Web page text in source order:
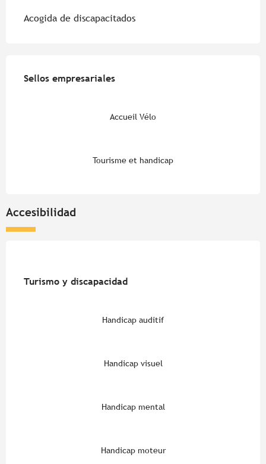
Acogida de discapacitados
Sellos empresariales
Sellos empresariales
Accueil Vélo
Tourisme et handicap
Accesibilidad
Turismo y discapacidad
Turismo y discapacidad
Handicap auditif
Handicap visuel
Handicap mental
Handicap moteur